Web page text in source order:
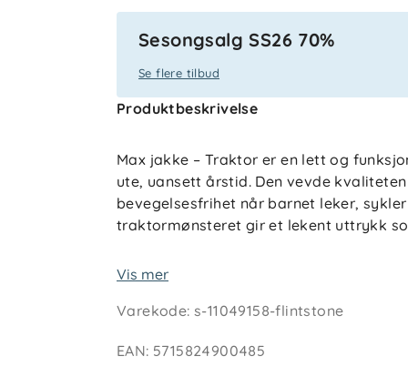
Sesongsalg SS26 70%
Se flere tilbud
Produktbeskrivelse
Max jakke – Traktor er en lett og
ute, uansett årstid. Den vevde
bevegelsesfrihet når barnet leker,
traktormønsteret gir et lekent uttrykk
Jakken har praktiske detaljer som gjør
glidelåsen kjennes myk mot huden.
Vis mer
Varekode:s-11049158-flintstone
EAN: 5715824900485